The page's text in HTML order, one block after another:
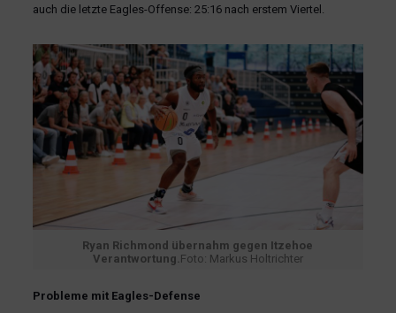
auch die letzte Eagles-Offense: 25:16 nach erstem Viertel.
Ryan Richmond übernahm gegen Itzehoe
Verantwortung.Foto: Markus Holtrichter
Probleme mit Eagles-Defense